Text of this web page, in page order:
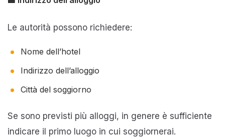
Le autorità possono richiedere:
Nome dell’hotel
Indirizzo dell’alloggio
Città del soggiorno
Se sono previsti più alloggi, in genere è sufficiente
indicare il primo luogo in cui soggiornerai.